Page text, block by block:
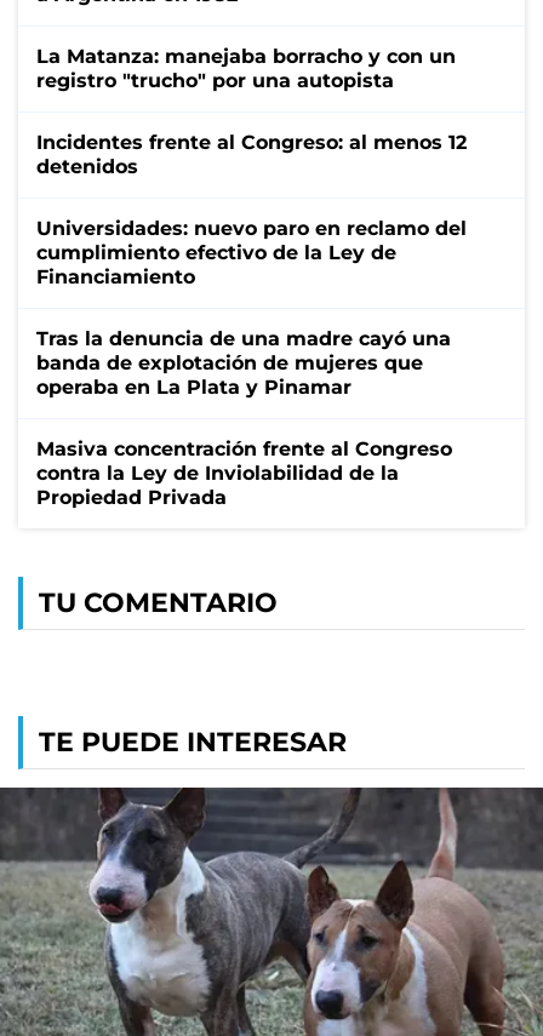
La Matanza: manejaba borracho y con un
registro "trucho" por una autopista
Incidentes frente al Congreso: al menos 12
detenidos
Universidades: nuevo paro en reclamo del
cumplimiento efectivo de la Ley de
Financiamiento
Tras la denuncia de una madre cayó una
banda de explotación de mujeres que
operaba en La Plata y Pinamar
Masiva concentración frente al Congreso
contra la Ley de Inviolabilidad de la
Propiedad Privada
TU COMENTARIO
TE PUEDE INTERESAR